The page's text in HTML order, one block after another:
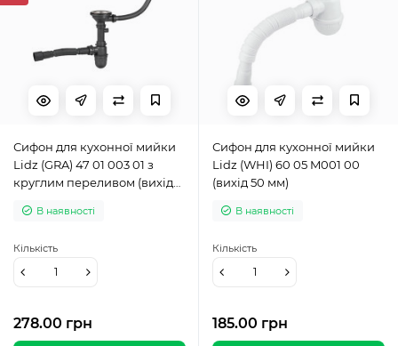
Сифон для кухонної мийки
Lidz (GRA) 47 01 003 01 з
круглим переливом (вихід
В наявності
278.00 грн
Кількість
Сифон для кухонної мийки
Lidz (WHI) 60 05 M001 00
(вихід 50 мм)
В наявності
185.00 грн
Кількість